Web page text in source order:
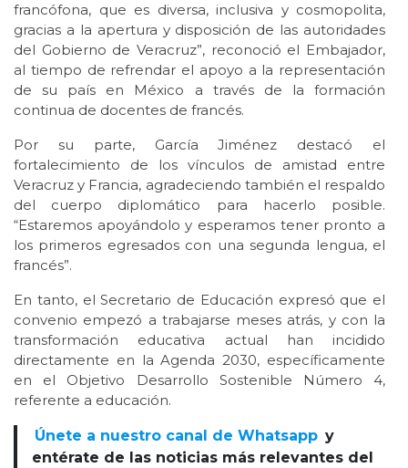
francófona, que es diversa, inclusiva y cosmopolita,
gracias a la apertura y disposición de las autoridades
del Gobierno de Veracruz”, reconoció el Embajador,
al tiempo de refrendar el apoyo a la representación
de su país en México a través de la formación
continua de docentes de francés.
Por su parte, García Jiménez destacó el
fortalecimiento de los vínculos de amistad entre
Veracruz y Francia, agradeciendo también el respaldo
del cuerpo diplomático para hacerlo posible.
“Estaremos apoyándolo y esperamos tener pronto a
los primeros egresados con una segunda lengua, el
francés”.
En tanto, el Secretario de Educación expresó que el
convenio empezó a trabajarse meses atrás, y con la
transformación educativa actual han incidido
directamente en la Agenda 2030, específicamente
en el Objetivo Desarrollo Sostenible Número 4,
referente a educación.
Únete a nuestro canal de Whatsapp y
entérate de las noticias más relevantes del